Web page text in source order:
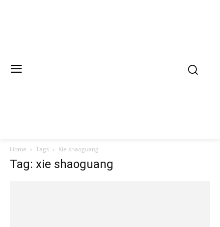
Home Tags Xie shaoguang
Tag: xie shaoguang